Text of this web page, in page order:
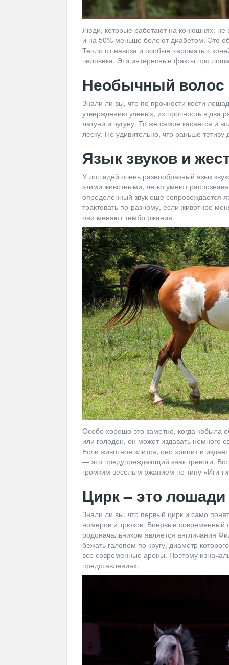
Люди, которые работают на конюшнях, не
и на 50% меньше болеют диабетом. Это
Тепло от навоза и особые «ароматы»
человека. Эти интересные факты про
Необычный волос
Знали ли вы, что по прочности кости
утверждению ученых, их прочность в два
латуни и чугуну. То же самое касается и
леску. Не удивительно, что раньше тетиву
Язык звуков и
У лошадей очень разнообразный язык
этими животными, легко умеют
определенный звук еще сопровождается
трактовать по-разному, если животное
они меняют тембр ржания.
Особо хорошо это заметно, когда кобыла
или голоден, он может издавать
Если животное злится, оно хрипит и
— это предупреждающий знак тревоги.
громким веселым ржанием по типу «Иги-
Цирк – это лошади
Знали ли вы, что первый цирк и само
номеров и трюков. Впервые современный
родоначальником является англичанин
бежать галопом по кругу, диаметр
все современные арены. Поэтому
представлениях.